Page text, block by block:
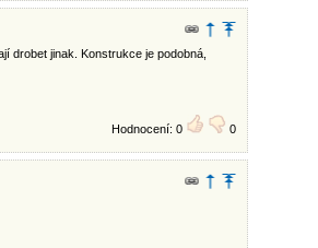
drobet jinak. Konstrukce je podobná,
Hodnocení: 0 0